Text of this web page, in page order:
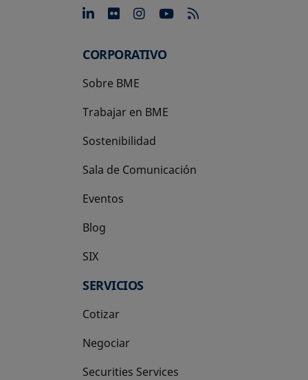
se abre en una pestaña
se abre en una pestaña
se abre en una
se abre en una
CORPORATIVO
Sobre BME
Trabajar en BME
Sostenibilidad
Sala de Comunicación
Eventos
Blog
SIX
se abre en una pestaña nueva
SERVICIOS
Cotizar
Negociar
Securities Services